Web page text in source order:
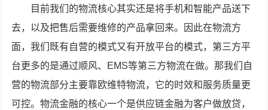
目前我们的物流核心其实还是将手机和智能产品送下
去，以及把售后需要维修的产品拿回来。因此在物流方
面，我们既有自营的模式又有开放平台的模式，第三方平
台更多的是通过顺风、EMS等第三方物流在做。那我们自
营的物流部分主要靠欧维特物流，它的时效和服务质量更
可控。物流金融的核心一个是供应链金融为客户做放贷，